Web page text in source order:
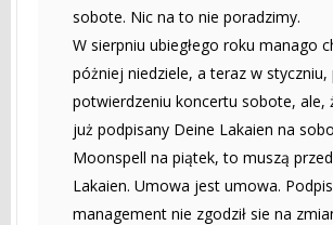
sobote. Nic na to nie poradzimy.
W sierpniu ubiegłego roku manago
póżniej niedziele, a teraz w styczniu,
potwierdzeniu koncertu sobote, ale,
już podpisany Deine Lakaien na
Moonspell na piątek, to muszą
Lakaien. Umowa jest umowa.
management nie zgodził sie na